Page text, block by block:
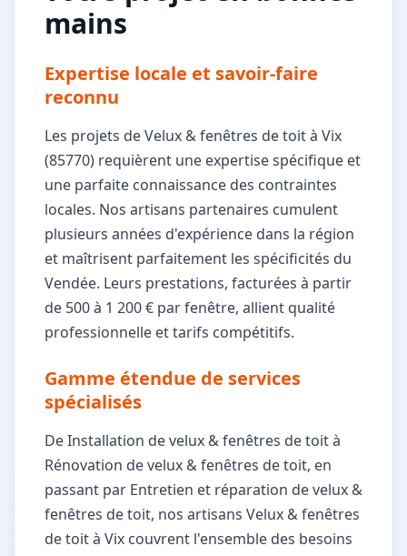
mains
Expertise locale et savoir-faire
reconnu
Les projets de Velux & fenêtres de toit à Vix
(85770) requièrent une expertise spécifique et
une parfaite connaissance des contraintes
locales. Nos artisans partenaires cumulent
plusieurs années d'expérience dans la région
et maîtrisent parfaitement les spécificités du
Vendée. Leurs prestations, facturées à partir
de 500 à 1 200 € par fenêtre, allient qualité
professionnelle et tarifs compétitifs.
Gamme étendue de services
spécialisés
De Installation de velux & fenêtres de toit à
Rénovation de velux & fenêtres de toit, en
passant par Entretien et réparation de velux &
fenêtres de toit, nos artisans Velux & fenêtres
de toit à Vix couvrent l'ensemble des besoins